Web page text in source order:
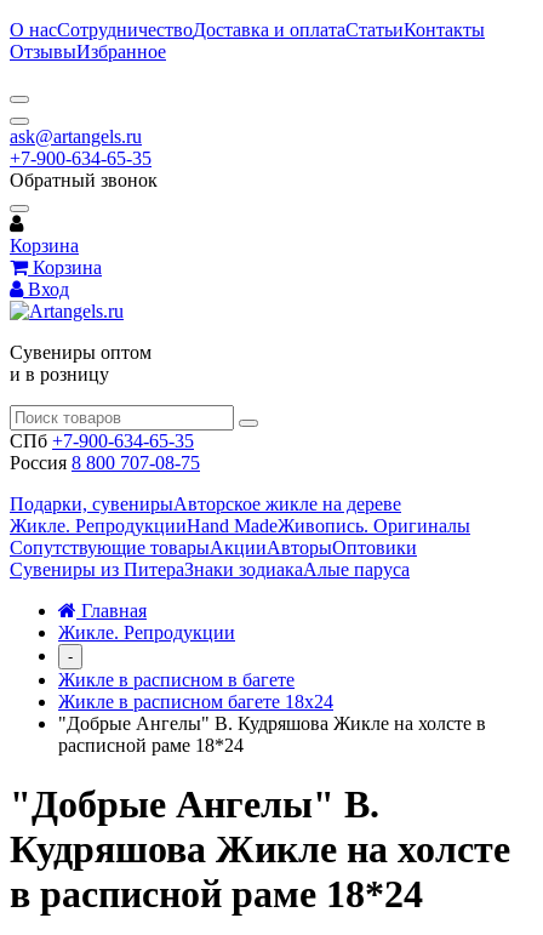
О насСотрудничествоДоставка и оплатаСтатьиКонтакты
ОтзывыИзбранное
ask@artangels.ru
+7-900-634-65-35
Обратный звонок
Корзина
Корзина
Вход
Сувениры оптом
и в розницу
СПб +7-900-634-65-35
Россия 8 800 707-08-75
Подарки, сувенирыАвторское жикле на дереве
Жикле. РепродукцииHand MadeЖивопись. Оригиналы
Сопутствующие товарыАкцииАвторыОптовики
Сувениры из ПитераЗнаки зодиакаАлые паруса
Главная
Жикле. Репродукции
-
Жикле в расписном в багете
Жикле в расписном багете 18х24
"Добрые Ангелы" В. Кудряшова Жикле на холсте в
расписной раме 18*24
"Добрые Ангелы" В.
Кудряшова Жикле на холсте
в расписной раме 18*24